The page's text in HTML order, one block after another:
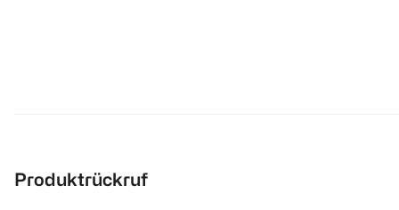
Produktrückruf